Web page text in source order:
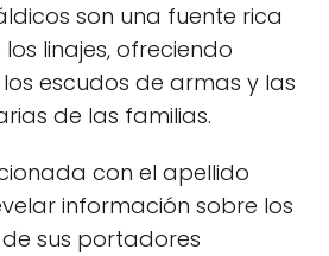
son una fuente rica
linajes, ofreciendo
escudos de armas y las
de las familias.
con el apellido
información sobre los
sus portadores